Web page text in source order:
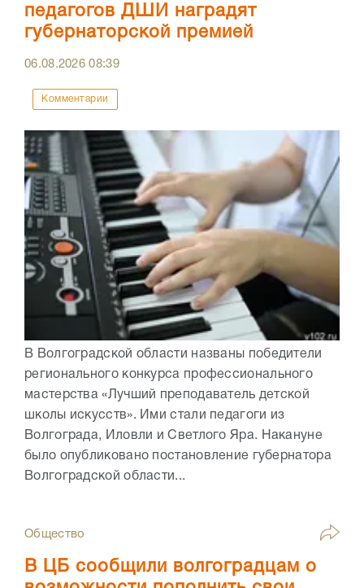
педагогов ДШИ наградят
губернаторской премией
06.08.202608:39
Комментарии
В Волгоградской области названы победители
регионального конкурса профессионального
мастерства «Лучший преподаватель детской
школы искусств». Ими стали педагоги из
Волгограда, Иловли и Светлого Яра. Накануне
было опубликовано постановление губернатора
Волгоградской области...
Общество
В ЦБ сообщили волгоградцам о